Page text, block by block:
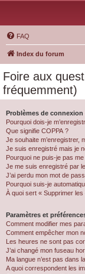
FAQ
Index du forum
Foire aux
fréquemment)
Problèmes de connexion
Pourquoi dois-je
Que signifie COPPA ?
Je souhaite m’enregistrer,
Je suis enregistré mais je
Pourquoi ne puis-je pas
Je me suis enregistré par
J’ai perdu mon mot de
Pourquoi suis-je
À quoi sert « Supprimer
Paramètres et
Comment modifier mes
Comment empêcher mon
Les heures ne sont pas
J’ai changé mon fuseau
Ma langue n’est pas dans
A quoi correspondent les